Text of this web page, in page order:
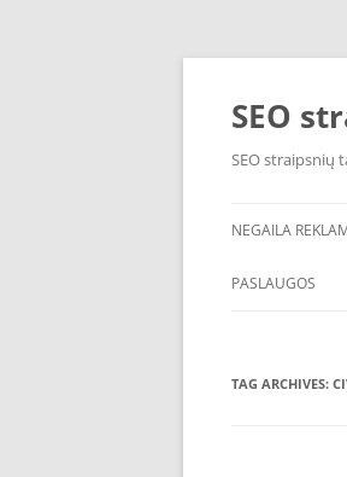
Skip
SEO
SEO straipsnių
NEGAILA
PASLAUGOS
TAG ARCHIVES: